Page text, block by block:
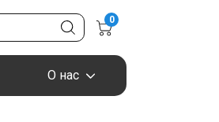
0
О нас